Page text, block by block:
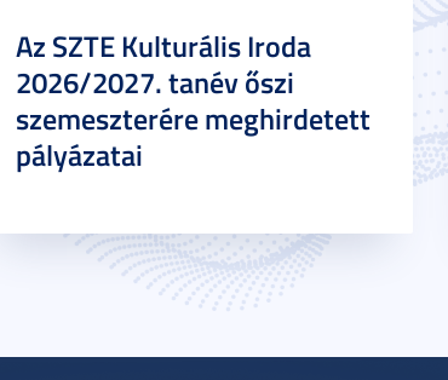
Az SZTE Kulturális Iroda
2026/2027. tanév őszi
szemeszterére meghirdetett
pályázatai